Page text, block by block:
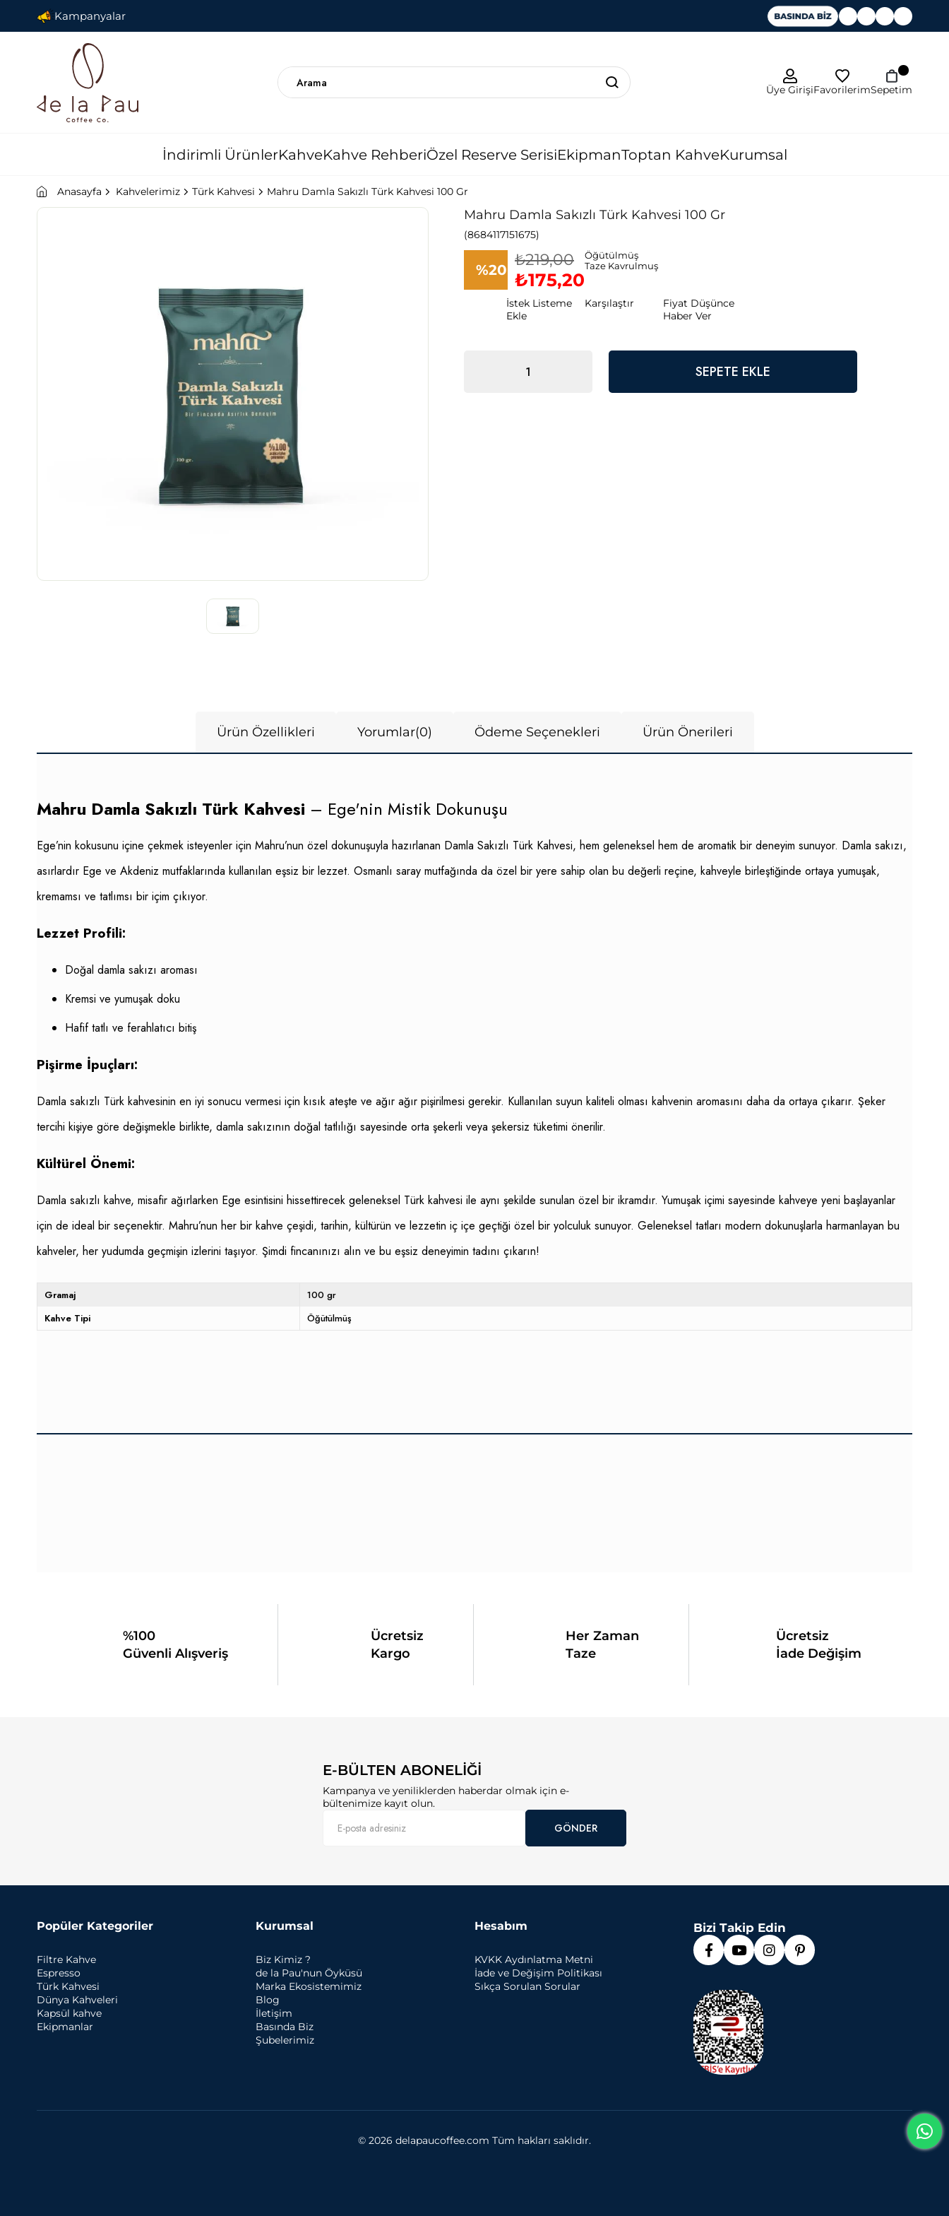
Kampanyalar
Üye GirişiFavorilerimSepetim
İndirimli ÜrünlerKahveKahve RehberiÖzel Reserve SerisiEkipmanToptan KahveKurumsal
Anasayfa Kahvelerimiz Türk Kahvesi Mahru Damla Sakızlı Türk Kahvesi 100 Gr
Mahru Damla Sakızlı Türk Kahvesi 100 Gr
(8684117151675)
%20
İndirim
₺219,00
₺175,20
Öğütülmüş
Taze Kavrulmuş
İstek Listeme
Ekle
Karşılaştır
Fiyat Düşünce
Haber Ver
Ürün Özellikleri Yorumlar(0) Ödeme Seçenekleri Ürün Önerileri
Mahru Damla Sakızlı Türk Kahvesi – Ege'nin Mistik Dokunuşu
Ege’nin kokusunu içine çekmek isteyenler için Mahru’nun özel dokunuşuyla hazırlanan Damla Sakızlı Türk Kahvesi, hem geleneksel hem de aromatik bir deneyim sunuyor. Damla sakızı,
asırlardır Ege ve Akdeniz mutfaklarında kullanılan eşsiz bir lezzet. Osmanlı saray mutfağında da özel bir yere sahip olan bu değerli reçine, kahveyle birleştiğinde ortaya yumuşak,
kremamsı ve tatlımsı bir içim çıkıyor.
Lezzet Profili:
Doğal damla sakızı aroması
Kremsi ve yumuşak doku
Hafif tatlı ve ferahlatıcı bitiş
Pişirme İpuçları:
Damla sakızlı Türk kahvesinin en iyi sonucu vermesi için kısık ateşte ve ağır ağır pişirilmesi gerekir. Kullanılan suyun kaliteli olması kahvenin aromasını daha da ortaya çıkarır. Şeker
tercihi kişiye göre değişmekle birlikte, damla sakızının doğal tatlılığı sayesinde orta şekerli veya şekersiz tüketimi önerilir.
Kültürel Önemi:
Damla sakızlı kahve, misafir ağırlarken Ege esintisini hissettirecek geleneksel Türk kahvesi ile aynı şekilde sunulan özel bir ikramdır. Yumuşak içimi sayesinde kahveye yeni başlayanlar
için de ideal bir seçenektir. Mahru’nun her bir kahve çeşidi, tarihin, kültürün ve lezzetin iç içe geçtiği özel bir yolculuk sunuyor. Geleneksel tatları modern dokunuşlarla harmanlayan bu
kahveler, her yudumda geçmişin izlerini taşıyor. Şimdi fincanınızı alın ve bu eşsiz deneyimin tadını çıkarın!
Gramaj
100 gr
Kahve Tipi
Öğütülmüş
%100
Güvenli Alışveriş
Ücretsiz
Kargo
Her Zaman
Taze
Ücretsiz
İade Değişim
E-BÜLTEN ABONELİĞİ
Kampanya ve yeniliklerden haberdar olmak için e-
bültenimize kayıt olun.
GÖNDER
Popüler Kategoriler
Filtre Kahve
Espresso
Türk Kahvesi
Dünya Kahveleri
Kapsül kahve
Ekipmanlar
Kurumsal
Biz Kimiz ?
de la Pau'nun Öyküsü
Marka Ekosistemimiz
Blog
İletişim
Basında Biz
Şubelerimiz
Hesabım
KVKK Aydınlatma Metni
İade ve Değişim Politikası
Sıkça Sorulan Sorular
Bizi Takip Edin
© 2026 delapaucoffee.com Tüm hakları saklıdır.